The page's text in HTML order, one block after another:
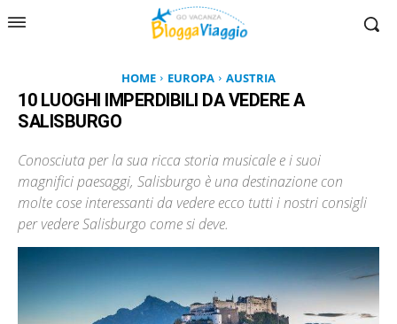
HOME EUROPA AUSTRIA
10 LUOGHI IMPERDIBILI DA VEDERE A
SALISBURGO
Conosciuta per la sua ricca storia musicale e i suoi
magnifici paesaggi, Salisburgo è una destinazione con
molte cose interessanti da vedere ecco tutti i nostri consigli
per vedere Salisburgo come si deve.